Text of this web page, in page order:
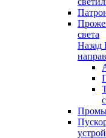
света
Назад